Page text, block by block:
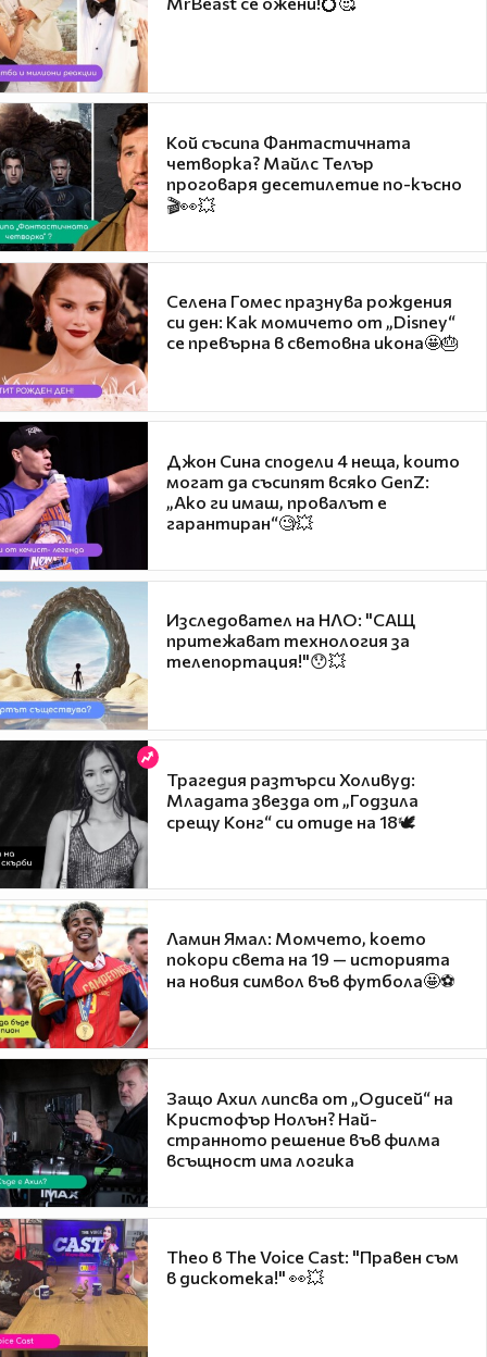
Кой съсипа Фантастичната
четворка? Майлс Телър
проговаря десетилетие по-късно
🎬👀💥
Селена Гомес празнува рождения
си ден: Как момичето от „Disney“
се превърна в световна икона🤩🎂
Джон Сина сподели 4 неща, които
могат да съсипят всяко GenZ:
„Ако ги имаш, провалът е
гарантиран“🧐💥
Изследовател на НЛО: "САЩ
притежават технология за
телепортация!"😯💥
Трагедия разтърси Холивуд:
Младата звезда от „Годзила
срещу Конг“ си отиде на 18🕊️
Ламин Ямал: Момчето, което
покори света на 19 — историята
на новия символ във футбола🤩⚽
Защо Ахил липсва от „Одисей“ на
Кристофър Нолън? Най-
странното решение във филма
всъщност има логика
Theo в The Voice Cast: "Правен съм
в дискотека!" 👀💥